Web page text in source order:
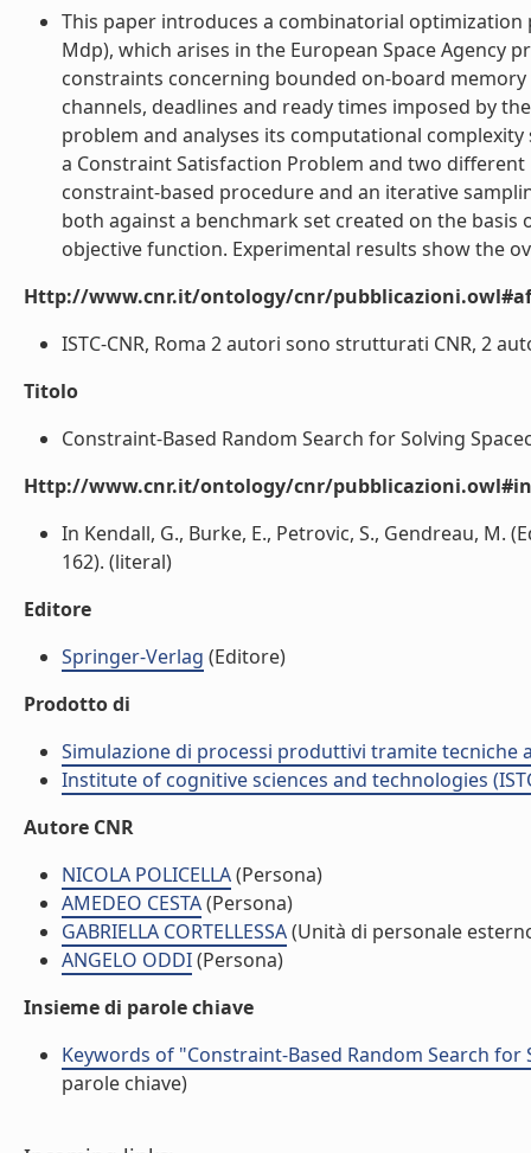
This paper introduces a combinatorial
Mdp), which arises in the European Space Agency
constraints concerning bounded on-board
channels, deadlines and ready times imposed by
problem and analyses its computational
a Constraint Satisfaction Problem and two
constraint-based procedure and an iterative
both against a benchmark set created on the
objective function. Experimental results show the
Http://www.cnr.it/ontology/cnr/
ISTC-CNR, Roma 2 autori sono strutturati CNR, 2
Titolo
Constraint-Based Random Search for Solving
Http://www.cnr.it/ontology/cnr/
In Kendall, G., Burke, E., Petrovic, S., Gendreau, M.
162). (literal)
Editore
Springer-Verlag (Editore)
Prodotto di
Simulazione di processi produttivi tramite tecniche
Institute of cognitive sciences and technologies
Autore CNR
NICOLA POLICELLA(Persona)
AMEDEO CESTA(Persona)
GABRIELLA CORTELLESSA(Unità di personale
ANGELO ODDI(Persona)
Insieme di parole chiave
Keywords of "Constraint-Based Random Search
parole chiave)